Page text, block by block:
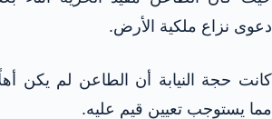
دعوى نزاع ملكية الأرض.
كانت حجة النيابة أن الطاعن لم يكن
مما يستوجب تعيين قيم عليه.